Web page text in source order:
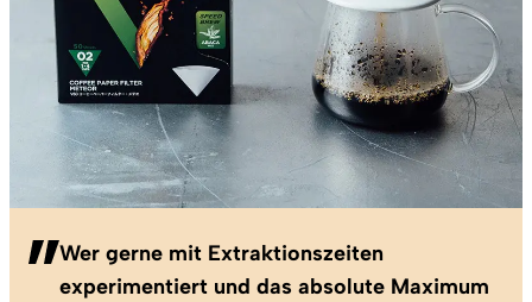
Wer gerne mit Extraktionszeiten
experimentiert und das absolute Maximum